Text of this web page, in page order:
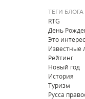
ТЕГИ БЛОГА
RTG
День
Это
Известные
Рейтинг
Новый год
История
Туризм
Русса